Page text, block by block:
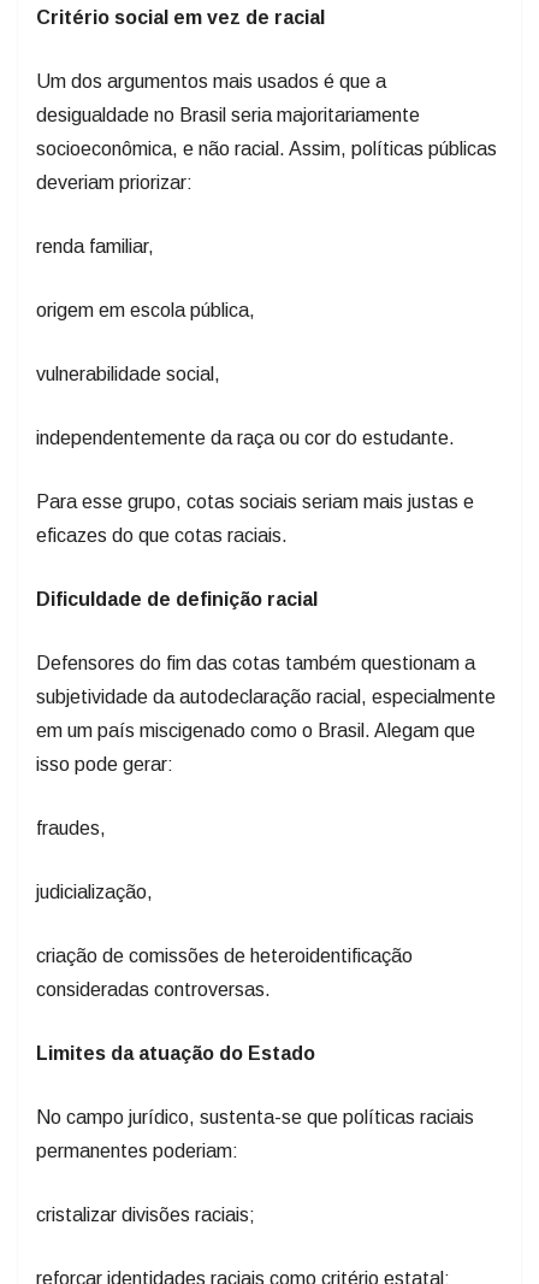
Critério social em vez de racial
Um dos argumentos mais usados é que a
desigualdade no Brasil seria majoritariamente
socioeconômica, e não racial. Assim, políticas públicas
deveriam priorizar:
renda familiar,
origem em escola pública,
vulnerabilidade social,
independentemente da raça ou cor do estudante.
Para esse grupo, cotas sociais seriam mais justas e
eficazes do que cotas raciais.
Dificuldade de definição racial
Defensores do fim das cotas também questionam a
subjetividade da autodeclaração racial, especialmente
em um país miscigenado como o Brasil. Alegam que
isso pode gerar:
fraudes,
judicialização,
criação de comissões de heteroidentificação
consideradas controversas.
Limites da atuação do Estado
No campo jurídico, sustenta-se que políticas raciais
permanentes poderiam:
cristalizar divisões raciais;
reforçar identidades raciais como critério estatal;